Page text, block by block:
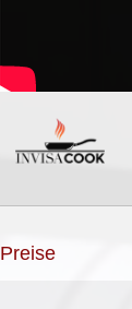
Preise